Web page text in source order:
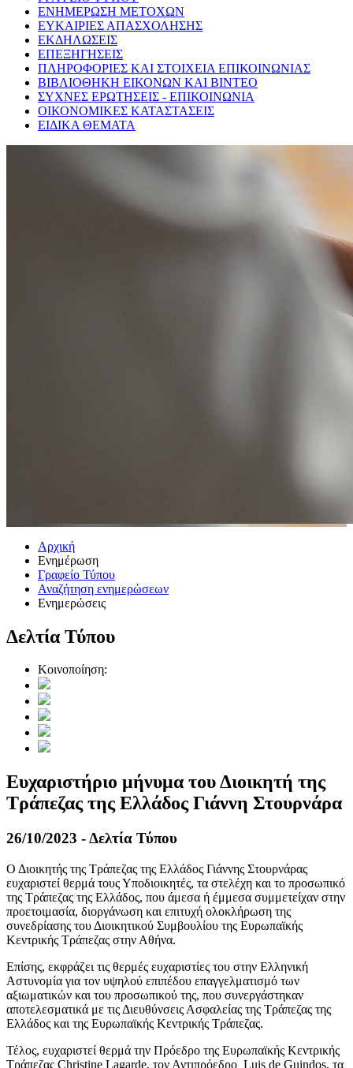
ΕΝΗΜΕΡΩΣΗ ΜΕΤΟΧΩΝ
ΕΥΚΑΙΡΙΕΣ ΑΠΑΣΧΟΛΗΣΗΣ
ΕΚΔΗΛΩΣΕΙΣ
ΕΠΕΞΗΓΗΣΕΙΣ
ΠΛΗΡΟΦΟΡΙΕΣ ΚΑΙ ΣΤΟΙΧΕΙΑ ΕΠΙΚΟΙΝΩΝΙΑΣ
ΒΙΒΛΙΟΘΗΚΗ ΕΙΚΟΝΩΝ ΚΑΙ ΒΙΝΤΕΟ
ΣΥΧΝΕΣ ΕΡΩΤΗΣΕΙΣ - ΕΠΙΚΟΙΝΩΝΙΑ
ΟΙΚΟΝΟΜΙΚΕΣ ΚΑΤΑΣΤΑΣΕΙΣ
ΕΙΔΙΚΑ ΘΕΜΑΤΑ
Αρχική
Ενημέρωση
Γραφείο Τύπου
Αναζήτηση ενημερώσεων
Ενημερώσεις
Δελτία Τύπου
Κοινοποίηση:
Ευχαριστήριο μήνυμα του Διοικητή της
Τράπεζας της Ελλάδος Γιάννη Στουρνάρα
26/10/2023 - Δελτία Τύπου
Ο Διοικητής της Τράπεζας της Ελλάδος Γιάννης Στουρνάρας
ευχαριστεί θερμά τους Υποδιοικητές, τα στελέχη και το προσωπικό
της Τράπεζας της Ελλάδος, που άμεσα ή έμμεσα συμμετείχαν στην
προετοιμασία, διοργάνωση και επιτυχή ολοκλήρωση της
συνεδρίασης του Διοικητικού Συμβουλίου της Ευρωπαϊκής
Κεντρικής Τράπεζας στην Αθήνα.
Επίσης, εκφράζει τις θερμές ευχαριστίες του στην Ελληνική
Αστυνομία για τον υψηλού επιπέδου επαγγελματισμό των
αξιωματικών και του προσωπικού της, που συνεργάστηκαν
αποτελεσματικά με τις Διευθύνσεις Ασφαλείας της Τράπεζας της
Ελλάδος και της Ευρωπαϊκής Κεντρικής Τράπεζας.
Τέλος, ευχαριστεί θερμά την Πρόεδρο της Ευρωπαϊκής Κεντρικής
Τράπεζας Christine Lagarde, τον Αντιπρόεδρο Luis de Guindos, τα